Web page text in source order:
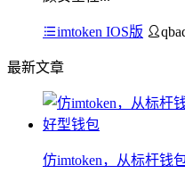
imtoken IOS版
最新文章
仿imtoken，从标杆钱